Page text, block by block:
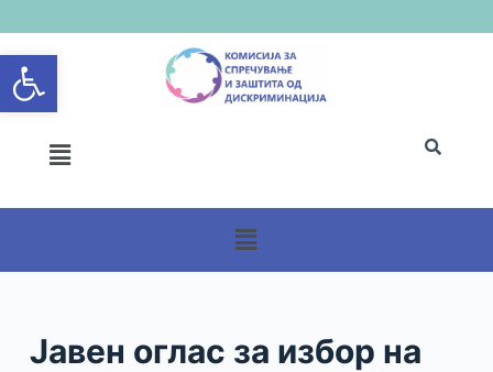
Open toolbark
i
p
Јавен оглас за избор на